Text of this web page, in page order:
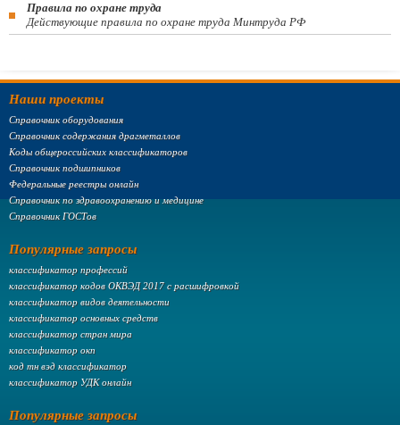
Правила по охране труда
Действующие правила по охране труда Минтруда РФ
Наши проекты
Справочник оборудования
Справочник содержания драгметаллов
Коды общероссийских классификаторов
Справочник подшипников
Федеральные реестры онлайн
Справочник по здравоохранению и медицине
Справочник ГОСТов
Популярные запросы
классификатор профессий
классификатор кодов ОКВЭД 2017 с расшифровкой
классификатор видов деятельности
классификатор основных средств
классификатор стран мира
классификатор окп
код тн вэд классификатор
классификатор УДК онлайн
Популярные запросы